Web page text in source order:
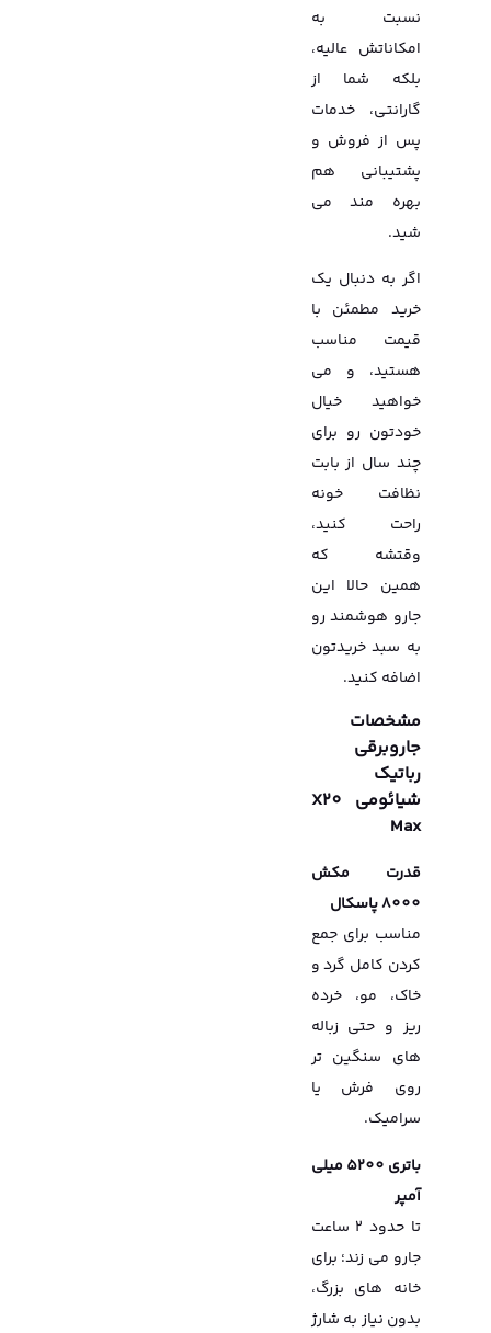
نسبت به
امکاناتش عالیه،
بلکه شما از
گارانتی، خدمات
پس از فروش و
پشتیبانی هم
بهره مند می
شید.
اگر به دنبال یک
خرید مطمئن با
قیمت مناسب
هستید، و می
خواهید خیال
خودتون رو برای
چند سال از بابت
نظافت خونه
راحت کنید،
وقتشه که
همین حالا این
جارو هوشمند رو
به سبد خریدتون
اضافه کنید.
مشخصات
جاروبرقی
رباتیک
شیائومی X20
Max
قدرت مکش
8000 پاسکال
مناسب برای جمع
کردن کامل گرد و
خاک، مو، خرده
ریز و حتی زباله
های سنگین تر
روی فرش یا
سرامیک.
باتری 5200 میلی
آمپر
تا حدود ۲ ساعت
جارو می زند؛ برای
خانه های بزرگ،
بدون نیاز به شارژ